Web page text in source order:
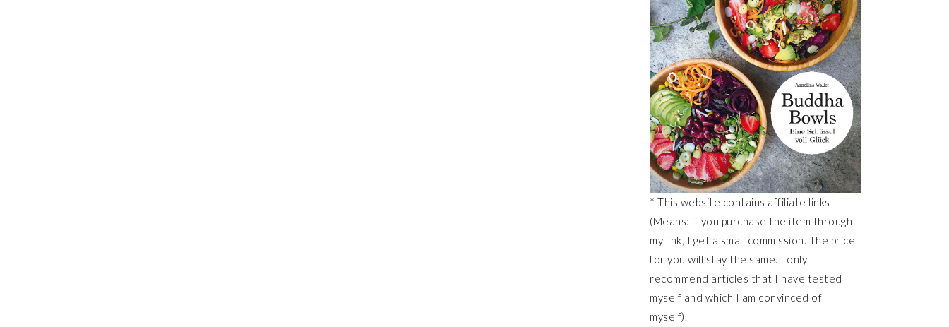
* This website contains affiliate links
(Means: if you purchase the item through
my link, I get a small commission. The price
for you will stay the same. I only
recommend articles that I have tested
myself and which I am convinced of
myself).